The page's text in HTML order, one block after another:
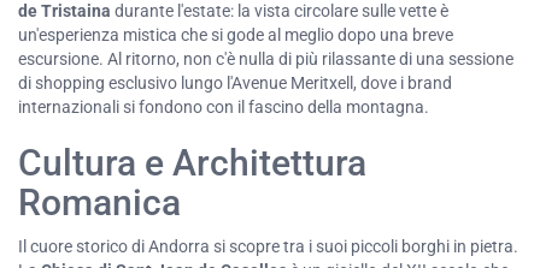
de Tristaina durante l'estate: la vista circolare sulle vette è
un'esperienza mistica che si gode al meglio dopo una breve
escursione. Al ritorno, non c'è nulla di più rilassante di una sessione
di shopping esclusivo lungo l'Avenue Meritxell, dove i brand
internazionali si fondono con il fascino della montagna.
Cultura e Architettura
Romanica
Il cuore storico di Andorra si scopre tra i suoi piccoli borghi in pietra.